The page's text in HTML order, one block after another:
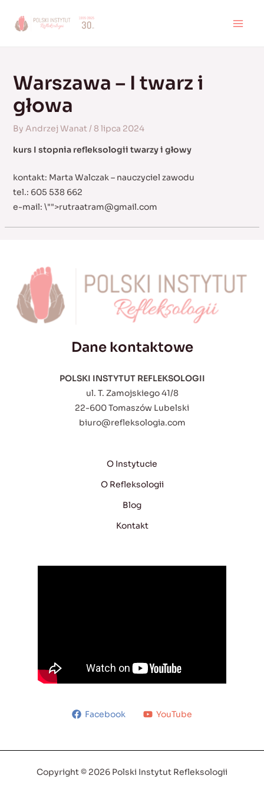
Warszawa – I twarz i
głowa
By Andrzej Wanat/ 8 lipca 2024
kurs I stopnia refleksologii twarzy i głowy
kontakt: Marta Walczak – nauczyciel zawodu
tel.: 605 538 662
e-mail: \"">rutraatram@gmail.com
Dane kontaktowe
POLSKI INSTYTUT REFLEKSOLOGII
ul. T. Zamojskiego 41/8
22-600 Tomaszów Lubelski
biuro@refleksologia.com
O Instytucie
O Refleksologii
Blog
Kontakt
Facebook YouTube
Copyright © 2026 Polski Instytut Refleksologii